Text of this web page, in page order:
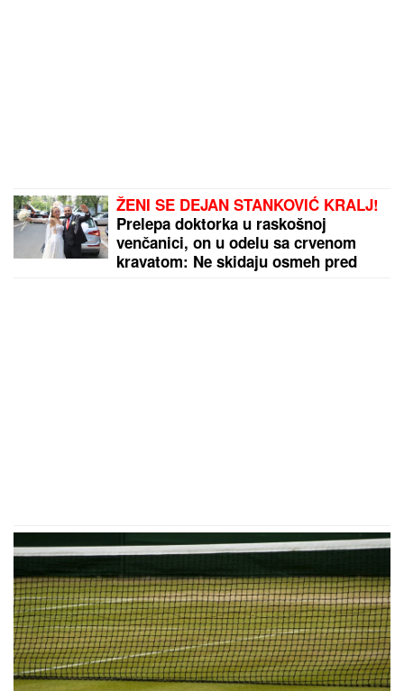
ŽENI SE DEJAN STANKOVIĆ KRALJ!
Prelepa doktorka u raskošnoj
venčanici, on u odelu sa crvenom
kravatom: Ne skidaju osmeh pred